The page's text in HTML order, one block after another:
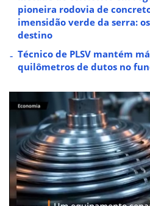
pioneira rodovia de
imensidão verde da serra:
destino
Técnico de PLSV mantém
quilômetros de dutos no